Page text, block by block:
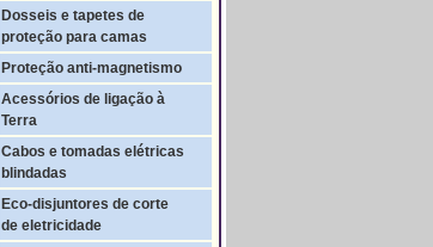
Dosseis e tapetes de
proteção para camas
Proteção anti-magnetismo
Acessórios de ligação à
Terra
Cabos e tomadas elétricas
blindadas
Eco-disjuntores de corte
de eletricidade